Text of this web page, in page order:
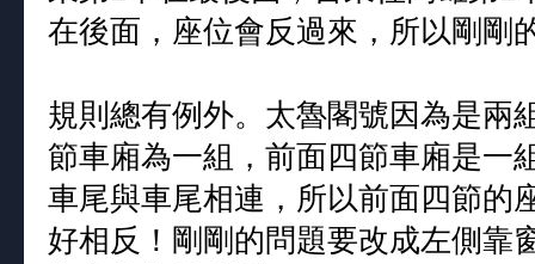
在後面，座位會反過來，所以剛剛
規則總有例外。太魯閣號因為是兩
節車廂為一組，前面四節車廂是一
車尾與車尾相連，所以前面四節的
好相反！剛剛的問題要改成左側靠